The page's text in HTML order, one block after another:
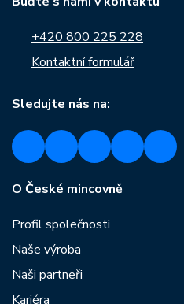
+420 800 225 228
Kontaktní formulář
Sledujte nás na:
O České mincovně
Profil společnosti
Naše výroba
Naši partneři
Kariéra